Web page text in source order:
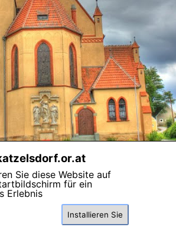
Impressum Datenschutz Webmaster
Besucher:
Heute:
3
Gestern:
Sie diese Website auf
für ein
Erlebnis
Installieren Sie
, lesen Sie bitte die Datenschutzhinweise.
Einverstanden